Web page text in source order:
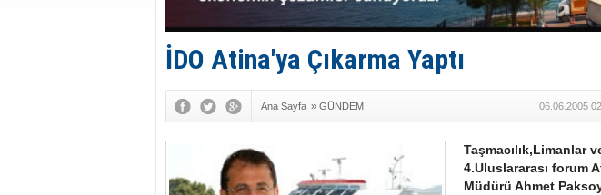
Denizcilik
Türkiye’den
Taksi Botlar,
İDO Atina'ya Çıkarma Yaptı
Ana Sayfa » GÜNDEM 06.06.2005
Taşmacılık,Limanlar
4.Uluslararası forum
Müdürü Ahmet